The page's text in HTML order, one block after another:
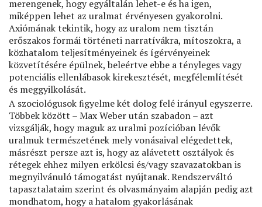
merengenek, hogy egyáltalán lehet-e és ha igen,
miképpen lehet az uralmat érvényesen gyakorolni.
Axiómának tekintik, hogy az uralom nem tisztán
erőszakos formái történeti narratívákra, mítoszokra, a
közhatalom teljesítményeinek és ígérvényeinek
közvetítésére épülnek, beleértve ebbe a tényleges vagy
potenciális ellenlábasok kirekesztését, megfélemlítését
és meggyilkolását.
A szociológusok ﬁgyelme két dolog felé irányul egyszerre.
Többek között – Max Weber után szabadon – azt
vizsgálják, hogy maguk az uralmi pozícióban lévők
uralmuk természetének mely vonásaival elégedettek,
másrészt persze azt is, hogy az alávetett osztályok és
rétegek ehhez milyen erkölcsi és/vagy szavazatokban is
megnyilvánuló támogatást nyújtanak. Rendszerváltó
tapasztalataim szerint és olvasmányaim alapján pedig azt
mondhatom, hogy a hatalom gyakorlásának